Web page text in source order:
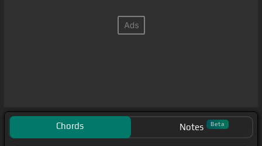
Chords Notes Beta